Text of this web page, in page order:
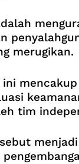
merugikan.
tim